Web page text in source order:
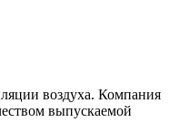
воздуха. Компания
выпускаемой